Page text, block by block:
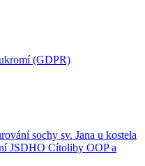
(GDPR)
sochy sv. Jana u kostela
JSDHO Cítoliby OOP a